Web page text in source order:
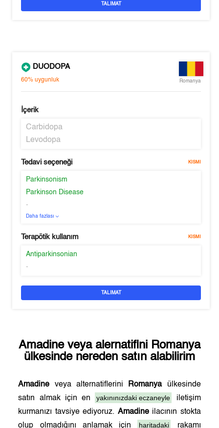
TALIMAT
DUODOPA
60%uygunluk Romanya
İçerik
Carbidopa
Levodopa
Tedavi seçeneği KISMI
Parkinsonism
Parkinson Disease
-
Daha fazlası
Terapötik kullanım KISMI
Antiparkinsonian
-
TALIMAT
Amadineveya alernatifini Romanya
ülkesinde nereden satın alabilirim
Amadine veya alternatiflerini Romanyaülkesinde
satın almak için en
yakınınızdaki eczaneyle
iletişim
kurmanızı tavsiye ediyoruz. Amadineilacının stokta
olup olmadığını anlamak için
haritadaki rakamı